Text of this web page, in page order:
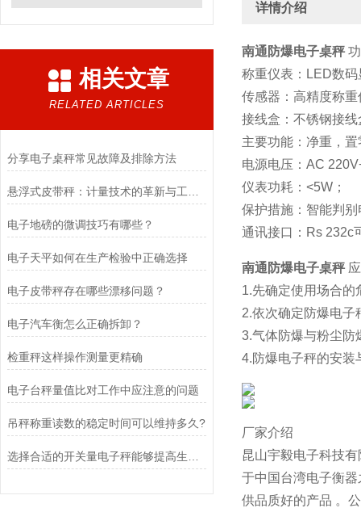
相关文章
RELATED ARTICLES
​分享电子桌秤常见故障及排除方法
电子地磅的微调技巧有哪些？
电子天平如何在生产检验中正确选择
电子皮带秤存在哪些漂移问题？
电子汽车衡怎么正确拆卸？
检重秤这样操作测量更精确
电子台秤量值比对工作中应注意的问题
吊秤称重读数的稳定时间可以维持多久?
详情介绍
南通防爆电子桌秤功
称重仪表：LED数
传感器：高精度称
接线盒：不锈钢接线
主要功能：净重，
电源电压：AC
仪表功耗：<5W；
保护措施：智能判
通讯接口：Rs 232c
南通防爆电子桌秤
1.先确定使用场合的
2.依次确定防爆电子
3.气体防爆与粉尘防
4.防爆电子秤的安装
厂家介绍
昆山宇毅电子科技
于中国台湾电子衡
供品质好的产品 。